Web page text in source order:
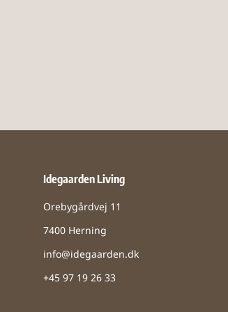
Idegaarden Living
Orebygårdvej 11
7400 Herning
info@idegaarden.dk
+45 97 19 26 33